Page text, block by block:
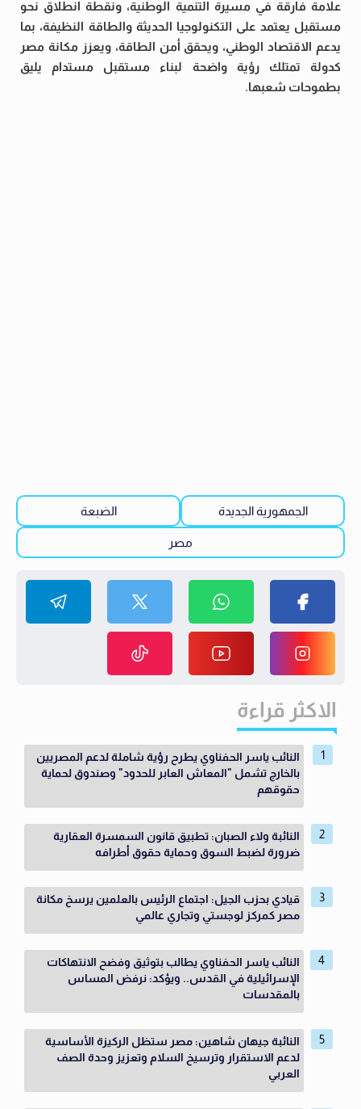
علامة فارقة في مسيرة التنمية الوطنية، ونقطة انطلاق نحو
مستقبل يعتمد على التكنولوجيا الحديثة والطاقة النظيفة، بما
يدعم الاقتصاد الوطني، ويحقق أمن الطاقة، ويعزز مكانة مصر
كدولة تمتلك رؤية واضحة لبناء مستقبل مستدام يليق
بطموحات شعبها.
الجمهورية الجديدة الضبعة
مصر
الاكثر قراءة
النائب ياسر الحفناوي يطرح رؤية شاملة لدعم المصريين
بالخارج تشمل "المعاش العابر للحدود" وصندوق لحماية
حقوقهم
النائبة ولاء الصبان: تطبيق قانون السمسرة العقارية
ضرورة لضبط السوق وحماية حقوق أطرافه
قيادي بحزب الجيل: اجتماع الرئيس بالعلمين يرسخ مكانة
مصر كمركز لوجستي وتجاري عالمي
النائب ياسر الحفناوي يطالب بتوثيق وفضح الانتهاكات
الإسرائيلية في القدس.. ويؤكد: نرفض المساس
بالمقدسات
النائبة جيهان شاهين: مصر ستظل الركيزة الأساسية
لدعم الاستقرار وترسيخ السلام وتعزيز وحدة الصف
العربي